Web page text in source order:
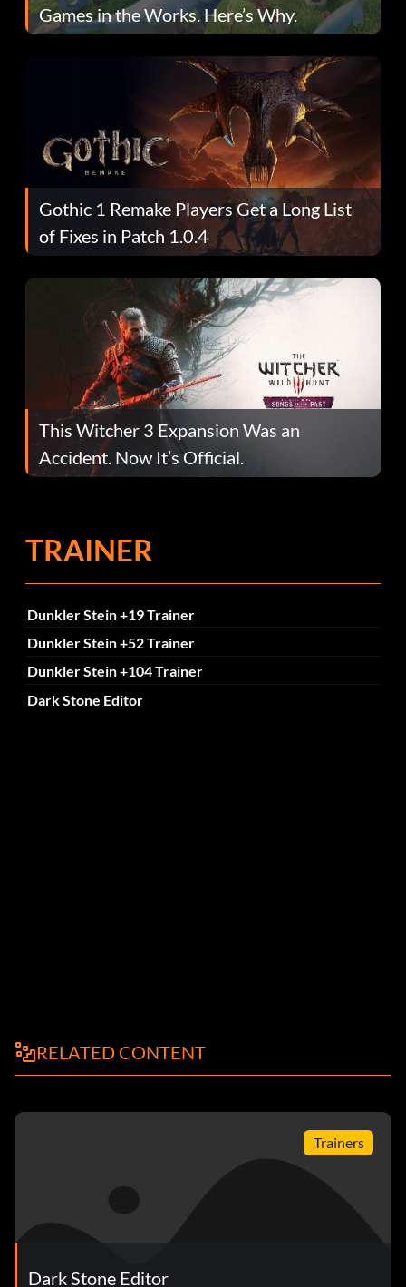
Games in the Works. Here’s Why.
Gothic 1 Remake Players Get a Long List
of Fixes in Patch 1.0.4
This Witcher 3 Expansion Was an
Accident. Now It’s Official.
TRAINER
Dunkler Stein +19 Trainer
Dunkler Stein +52 Trainer
Dunkler Stein +104 Trainer
Dark Stone Editor
RELATED CONTENT
Trainers
Dark Stone Editor